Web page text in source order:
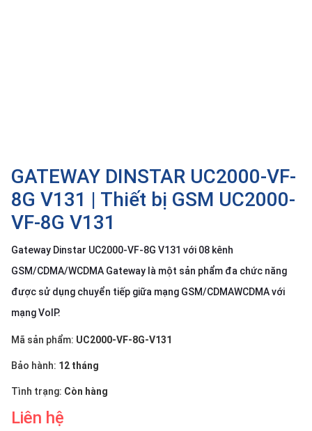
GATEWAY DINSTAR UC2000-VF-
8G V131 | Thiết bị GSM UC2000-
VF-8G V131
Gateway Dinstar UC2000-VF-8G V131 với 08 kênh
GSM/CDMA/WCDMA Gateway là một sản phẩm đa chức năng
được sử dụng chuyển tiếp giữa mạng GSM/CDMAWCDMA với
mạng VoIP.
Mã sản phẩm: UC2000-VF-8G-V131
Bảo hành: 12 tháng
Tình trạng: Còn hàng
Liên hệ
vụ
Hỗ
trợ
Tin
tức
Liên
thiệu
NGỮ
việt